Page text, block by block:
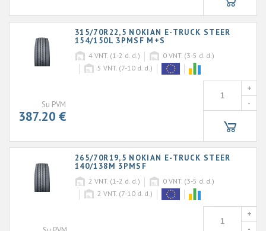
315/70R22,5 NOKIAN E-TRUCK STEER
154/150L 3PMSF M+S
4 VNT. (1-2 d. d.) 0 VNT. (3-5 d. d.)
5 VNT. (7-10 d. d.)
Su PVM
387.20 €
+
-
265/70R19,5 NOKIAN E-TRUCK STEER
140/138M 3PMSF
2 VNT. (1-2 d. d.) 0 VNT. (3-5 d. d.)
2 VNT. (7-10 d. d.)
+